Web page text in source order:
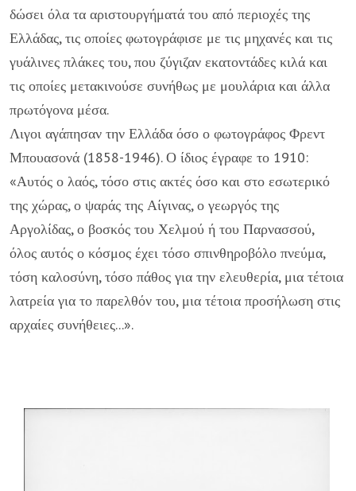
δώσει όλα τα αριστουργήματά του από περιοχές της
Ελλάδας, τις οποίες φωτογράφισε με τις μηχανές και τις
γυάλινες πλάκες του, που ζύγιζαν εκατοντάδες κιλά και
τις οποίες μετακινούσε συνήθως με μουλάρια και άλλα
πρωτόγονα μέσα.
Λιγοι αγάπησαν την Ελλάδα όσο ο φωτογράφος Φρεντ
Μπουασονά (1858-1946). Ο ίδιος έγραφε το 1910:
«Αυτός ο λαός, τόσο στις ακτές όσο και στο εσωτερικό
της χώρας, ο ψαράς της Αίγινας, ο γεωργός της
Αργολίδας, ο βοσκός του Χελμού ή του Παρνασσού,
όλος αυτός ο κόσμος έχει τόσο σπινθηροβόλο πνεύμα,
τόση καλοσύνη, τόσο πάθος για την ελευθερία, μια τέτοια
λατρεία για το παρελθόν του, μια τέτοια προσήλωση στις
αρχαίες συνήθειες...».